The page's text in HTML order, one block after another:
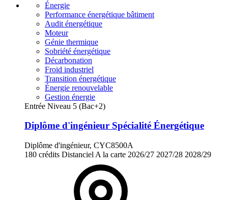
Énergie
Performance énergétique bâtiment
Audit énergétique
Moteur
Génie thermique
Sobriété énergétique
Décarbonation
Froid industriel
Transition énergétique
Énergie renouvelable
Gestion énergie
Entrée Niveau 5 (Bac+2)
Diplôme d'ingénieur Spécialité Énergétique
Diplôme d'ingénieur, CYC8500A
180 crédits Distanciel A la carte 2026/27 2027/28 2028/29